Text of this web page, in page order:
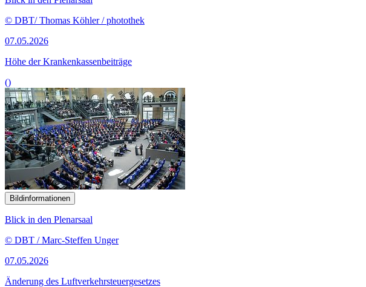
© DBT/ Thomas Köhler / photothek
07.05.2026
Höhe der Krankenkassenbeiträge
()
Bildinformationen
Blick in den Plenarsaal
© DBT / Marc-Steffen Unger
07.05.2026
Änderung des Luftverkehrsteuergesetzes